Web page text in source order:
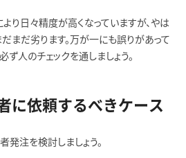
り日々精度が高くなっていますが、やは
まだ劣ります。万が一にも誤りがあって
人のチェックを通しましょう。
に依頼するべきケース
発注を検討しましょう。